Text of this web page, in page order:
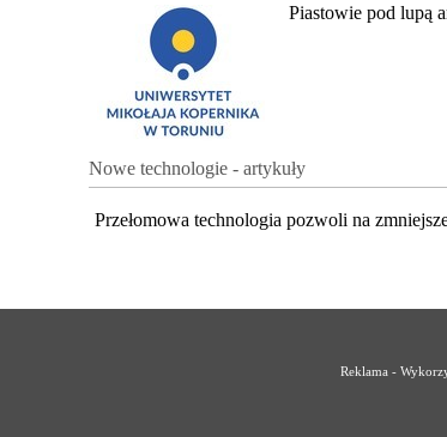
Piastowie pod lupą
Nowe technologie - artykuły
Przełomowa technologia pozwoli na
Reklama -